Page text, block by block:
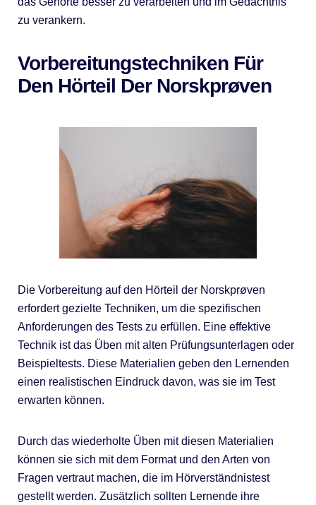
zu verankern.
Vorbereitungstechniken Für
Den Hörteil Der Norskprøven
Die Vorbereitung auf den Hörteil der Norskprøven
erfordert gezielte Techniken, um die spezifischen
Anforderungen des Tests zu erfüllen. Eine effektive
Technik ist das Üben mit alten Prüfungsunterlagen oder
Beispieltests. Diese Materialien geben den Lernenden
einen realistischen Eindruck davon, was sie im Test
erwarten können.
Durch das wiederholte Üben mit diesen Materialien
können sie sich mit dem Format und den Arten von
Fragen vertraut machen, die im Hörverständnistest
gestellt werden. Zusätzlich sollten Lernende ihre